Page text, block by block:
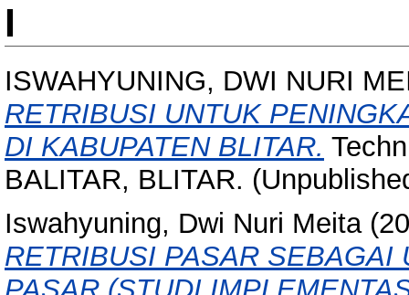
I
ISWAHYUNING, DWI NURI
RETRIBUSI UNTUK
DI KABUPATEN BLITAR.
BALITAR, BLITAR.
Iswahyuning, Dwi Nuri Meita
RETRIBUSI PASAR SEBAGAI